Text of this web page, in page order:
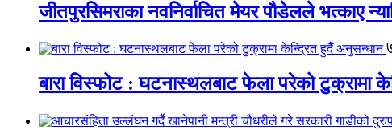
जीतपुरसिमराका नवनिर्वाचित मेयर पौडेलले भत्काए
बारा विस्फोट : घटनास्थलबाट फेला परेको टुक्रामा